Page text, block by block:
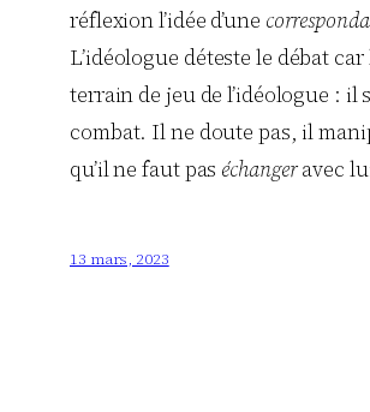
réflexion l’idée d’une
L’idéologue déteste le débat
terrain de jeu de l’idéologue : il
combat. Il ne doute pas, il
qu’il ne faut pas échangeravec
13 mars, 2023